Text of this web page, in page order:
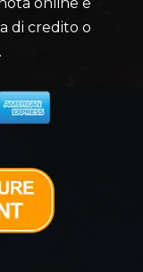
di credito o